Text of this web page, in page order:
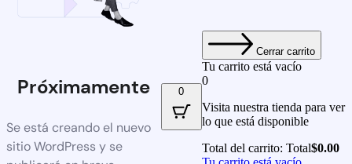
Próximamente
Se está creando el nuevo
sitio WordPress y se
0
Cerrar carrito
Tu carrito está vacío
0
Visita nuestra tienda para ver
lo que está disponible
Total del carrito: Total$0.00